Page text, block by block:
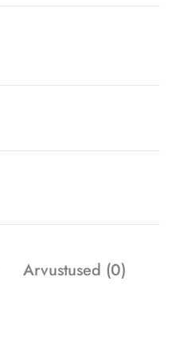
Arvustused (0)